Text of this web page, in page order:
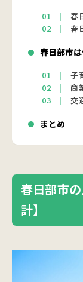
春
春
春日部市
子
商
交
まとめ
春日部市
計】